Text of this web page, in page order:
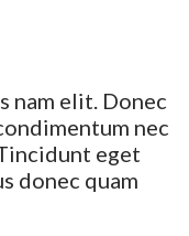
nam elit. Donec
nec
eget
donec quam